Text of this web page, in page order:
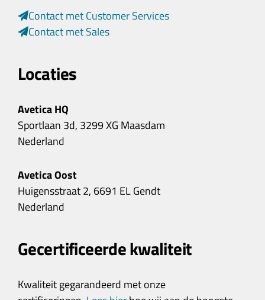
Contact met Customer Services
Contact met Sales
Locaties
Avetica HQ
Sportlaan 3d, 3299 XG Maasdam
Nederland
Avetica Oost
Huigensstraat 2, 6691 EL Gendt
Nederland
Gecertificeerde kwaliteit
Kwaliteit gegarandeerd met onze